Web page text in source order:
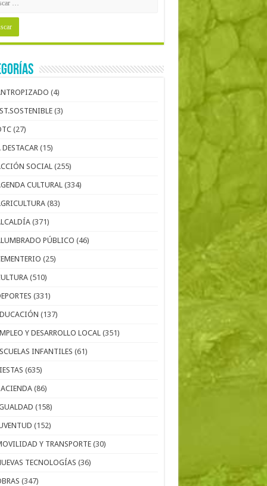
(4)
(3)
(27)
DESTACAR (15)
SOCIAL (255)
CULTURAL (334)
(83)
(371)
PÚBLICO (46)
(25)
(510)
(331)
(137)
Y DESARROLLO LOCAL (351)
INFANTILES (61)
(635)
(86)
(158)
(152)
Y TRANSPORTE (30)
TECNOLOGÍAS (36)
(347)